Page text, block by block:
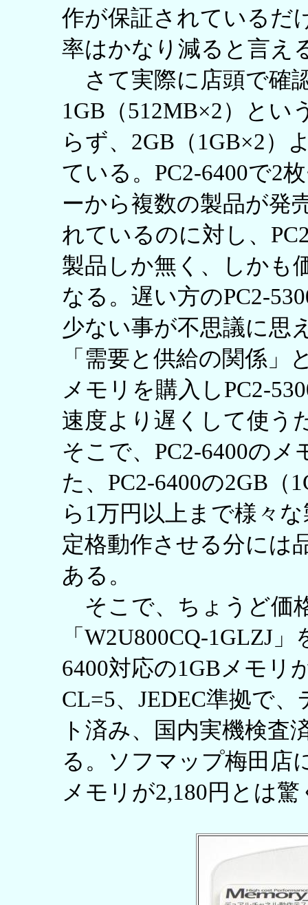
作が保証されているだ
率はかなり減ると言え
さて実際に店頭で確
1GB（512MB×2）とい
らず、2GB（1GB×2）
ている。PC2-6400で2
ーから複数の製品が発
れているのに対し、
製品しか無く、しかも
なる。遅い方のPC2-
少ない事が不思議に思
「需要と供給の関係」
メモリを購入しPC2-
速度より遅くして使う
そこで、PC2-6400の
た、PC2-6400の2GB（
ら1万円以上まで様々
定格動作させる分には
ある。
そこで、ちょうど価
「W2U800CQ-1GLZJ
6400対応の1GBメモリ
CL=5、JEDEC準拠で
ト済み、国内実機検査
る。ソフマップ梅田店
メモリが2,180円とは